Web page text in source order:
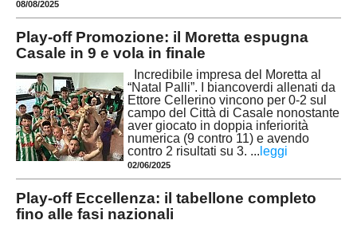
08/08/2025
Play-off Promozione: il Moretta espugna
Casale in 9 e vola in finale
Incredibile impresa del Moretta al
“Natal Palli”. I biancoverdi allenati da
Ettore Cellerino vincono per 0-2 sul
campo del Città di Casale nonostante
aver giocato in doppia inferiorità
numerica (9 contro 11) e avendo
contro 2 risultati su 3. ... leggi
02/06/2025
Play-off Eccellenza: il tabellone completo
fino alle fasi nazionali